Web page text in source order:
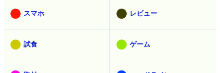
スマホ レビュー
試食 ゲーム